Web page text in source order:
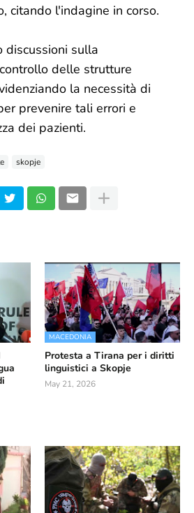
citando l'indagine in corso.
discussioni sulla
delle strutture
la necessità di
prevenire tali errori e
dei pazienti.
skopje
MACEDONIA
Protesta a Tirana per i diritti
linguistici a Skopje
May 21, 2026